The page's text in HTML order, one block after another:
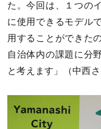
た。今回は、１つの
に使用できるモデル
用することができた
自治体内の課題に分
と考えます」（中西さ